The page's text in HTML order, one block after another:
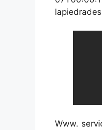
Www.